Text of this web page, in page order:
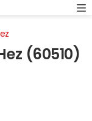
(60510)